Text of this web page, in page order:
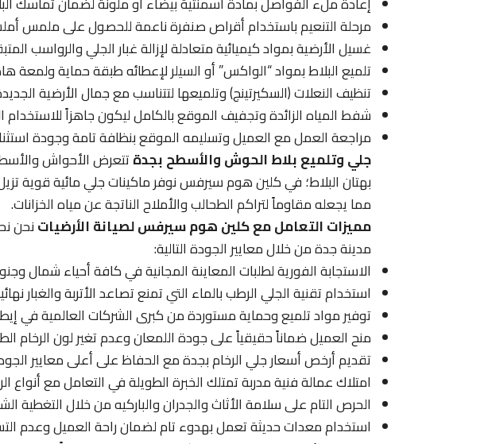
مرحلة التنعيم باستخدام أقراص صنفرة ناعمة للحصول على ملمس
غسيل الأرضية بمواد كيميائية متعادلة لإزالة غبار الجلي والرواسب
تلميع البلاط بمواد “الواكس” أو السيلر لإعطائه طبقة حماية ولمعة
تنظيف النعلات (السكيرتينج) وتلميعها لتتناسب مع جمال الأرضية
شفط المياه الزائدة وتجفيف الموقع بالكامل ليكون جاهزاً للاستخدام
مراجعة العمل مع العميل وتسليمه الموقع بنظافة تامة وجودة
جلي وتلميع بلاط الحوش والأسطح بجدةتتعرض الأحواش
بهتان البلاط؛ في كلين هوم سيرفس نوفر ماكينات جلي مائية قوية
مما يجعله مقاوماً لتراكم الطحالب والأملاح الناتجة عن مياه الخزانات.
مميزات التعامل مع كلين هوم سيرفس لصيانة الأرضياتنحن
مدينة جدة من خلال معايير الجودة التالية:
الاستجابة الفورية لطلبات المعاينة المجانية في كافة أحياء شمال
استخدام تقنية الجلي الرطب بالماء التي تمنع تصاعد الأتربة والغبار
توفير مواد تلميع وحماية مستوردة من كبرى الشركات العالمية في
منح العميل ضماناً حقيقياً على جودة اللمعان وعدم تغير لون الرخام
تقديم أرخص أسعار جلي الرخام بجدة مع الحفاظ على أعلى معايير
امتلاك عمالة فنية مدربة تمتلك الخبرة الطويلة في التعامل مع أنواع
الحرص التام على سلامة الأثاث والجدران والباركيه من خلال التغطية
استخدام معدات حديثة تعمل بهدوء تام لضمان راحة العميل وعدم